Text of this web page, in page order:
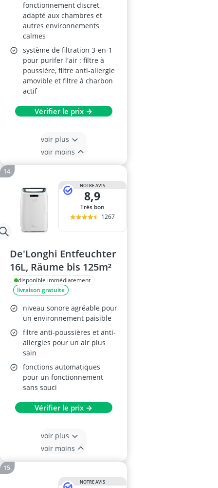
fonctionnement discret,
adapté aux chambres et
autres environnements
calmes
système de filtration 3-en-1
pour purifer l'air : filtre à
poussière, filtre anti-allergie
amovible et filtre à charbon
actif
Vérifier le prix →
voir plus
voir moins
NOTRE AVIS
8,9
Très bon
1267
De'Longhi Entfeuchter
16L, Räume bis 125m²
disponible immédiatement
livraison gratuite
niveau sonore agréable pour
un environnement paisible
filtre anti-poussières et anti-
allergies pour un air plus
sain
fonctions automatiques
pour un fonctionnement
sans souci
Vérifier le prix →
voir plus
voir moins
NOTRE AVIS